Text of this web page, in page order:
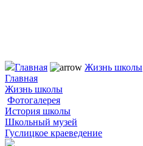
Главная Жизнь школы
Главная
Жизнь школы
Фотогалерея
История школы
Школьный музей
Гуслицкое краеведение